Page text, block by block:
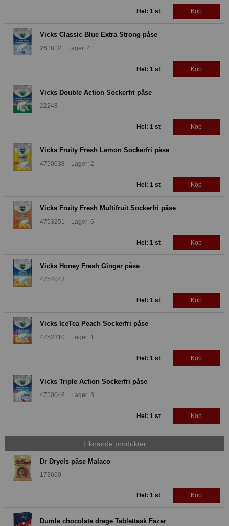
Hel: 1 st Köp
Vicks Classic Blue Extra Strong påse
261812 Lager: 4
Hel: 1 st Köp
Vicks Double Action Sockerfri påse
22248
Hel: 1 st Köp
Vicks Fruity Fresh Lemon Sockerfri påse
4750038 Lager: 2
Hel: 1 st Köp
Vicks Fruity Fresh Multifruit Sockerfri påse
4753251 Lager: 6
Hel: 1 st Köp
Vicks Honey Fresh Ginger påse
4754043
Hel: 1 st Köp
Vicks IceTea Peach Sockerfri påse
4752310 Lager: 1
Hel: 1 st Köp
Vicks Triple Action Sockerfri påse
4750048 Lager: 3
Hel: 1 st Köp
Liknande produkter
Dr Dryels påse Malaco
173600
Hel: 1 st Köp
Dumle chocolate drage Tablettask Fazer